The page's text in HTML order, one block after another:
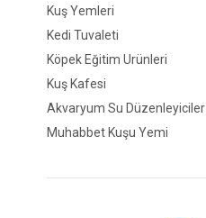
Kuş Yemleri
Kedi Tuvaleti
Köpek Eğitim Ürünleri
Kuş Kafesi
Akvaryum Su Düzenleyiciler
Muhabbet Kuşu Yemi